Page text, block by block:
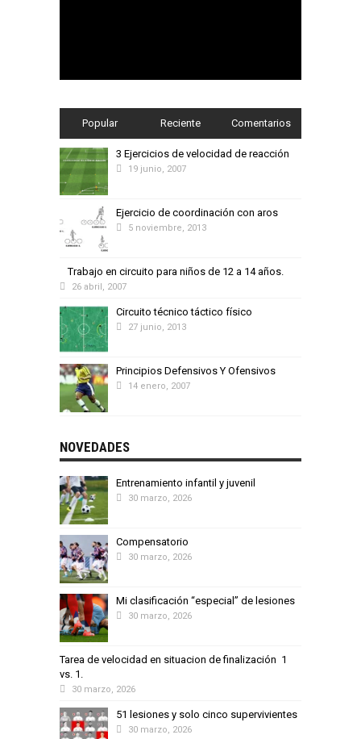
Popular Reciente Comentarios
3 Ejercicios de velocidad de reacción
19 junio, 2007
Ejercicio de coordinación con aros
5 noviembre, 2013
Trabajo en circuito para niños de 12 a 14 años.
26 abril, 2007
Circuito técnico táctico físico
27 junio, 2013
Principios Defensivos Y Ofensivos
14 enero, 2007
NOVEDADES
Entrenamiento infantil y juvenil
30 marzo, 2026
Compensatorio
30 marzo, 2026
Mi clasificación “especial” de lesiones
30 marzo, 2026
Tarea de velocidad en situacion de finalización 1
vs. 1.
30 marzo, 2026
51 lesiones y solo cinco supervivientes
30 marzo, 2026